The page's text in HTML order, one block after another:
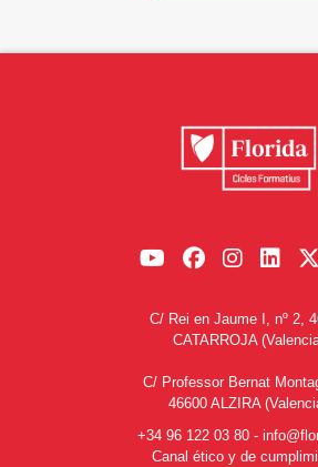
C/ Rei en Jaume I, nº 2,
CATARROJA
C/ Professor Bernat
46600 ALZIRA
+34 96 122 03 80 -
Canal ético y de